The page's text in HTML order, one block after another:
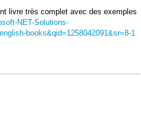
livre très complet avec des exemples
NET-Solutions-
books&qid=1258042091&sr=8-1